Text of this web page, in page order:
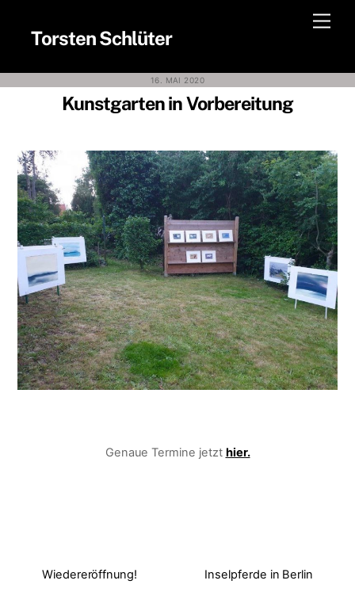
contentTorsten Schlüter
16. MAI 2020
Kunstgarten in Vorbereitung
Genaue Termine jetzt hier.
Wiedereröffnung! Inselpferde in Berlin